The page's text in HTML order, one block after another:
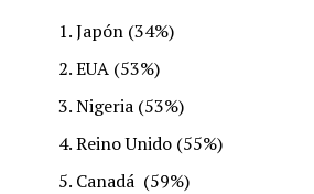
Japón (34%)
EUA (53%)
Nigeria (53%)
Reino Unido (55%)
Canadá (59%)